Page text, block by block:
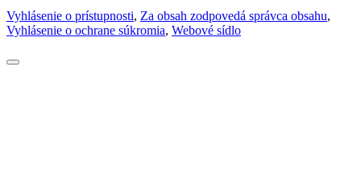
Vyhlásenie o prístupnosti, Za obsah zodpovedá správca obsahu,
Vyhlásenie o ochrane súkromia, Webové sídlo